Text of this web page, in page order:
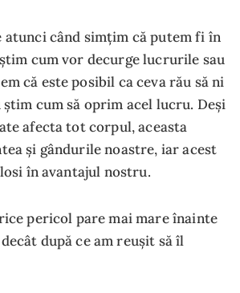
atunci când simțim că putem fi în
cum vor decurge lucrurile sau
că este posibil ca ceva rău să ni
cum să oprim acel lucru. Deși
afecta tot corpul, aceasta
și gândurile noastre, iar acest
în avantajul nostru.
pericol pare mai mare înainte
după ce am reușit să îl